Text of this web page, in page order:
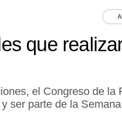
que
el Congreso de la
ser parte de la